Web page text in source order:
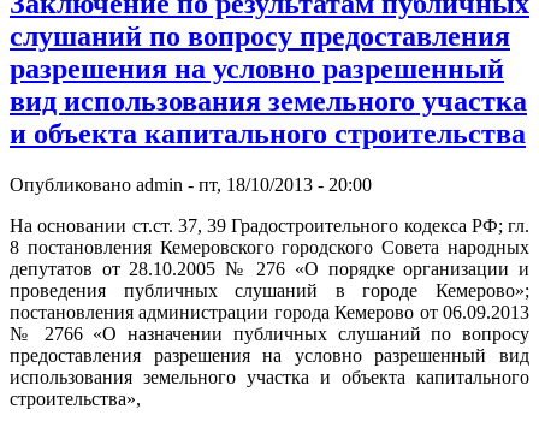
слушаний по вопросу предоставления
разрешения на условно разрешенный
вид использования земельного участка
и объекта капитального строительства
Опубликовано admin - пт, 18/10/2013 - 20:00
На основании ст.ст. 37, 39 Градостроительного кодекса РФ; гл.
8 постановления Кемеровского городского Совета народных
депутатов от 28.10.2005 № 276 «О порядке организации и
проведения публичных слушаний в городе Кемерово»;
постановления администрации города Кемерово от 06.09.2013
№ 2766 «О назначении публичных слушаний по вопросу
предоставления разрешения на условно разрешенный вид
использования земельного участка и объекта капитального
строительства»,